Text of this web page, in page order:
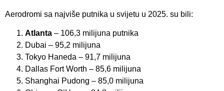
Aerodromi sa najviše putnika u svijetu u 2025. su bili:
Atlanta – 106,3 milijuna putnika
Dubai – 95,2 milijuna
Tokyo Haneda – 91,7 milijuna
Dallas Fort Worth – 85,6 milijuna
Shanghai Pudong – 85,0 milijuna